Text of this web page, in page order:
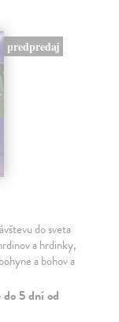
predpredaj
do sveta
a hrdinky,
a bohov a
do 5 dní od